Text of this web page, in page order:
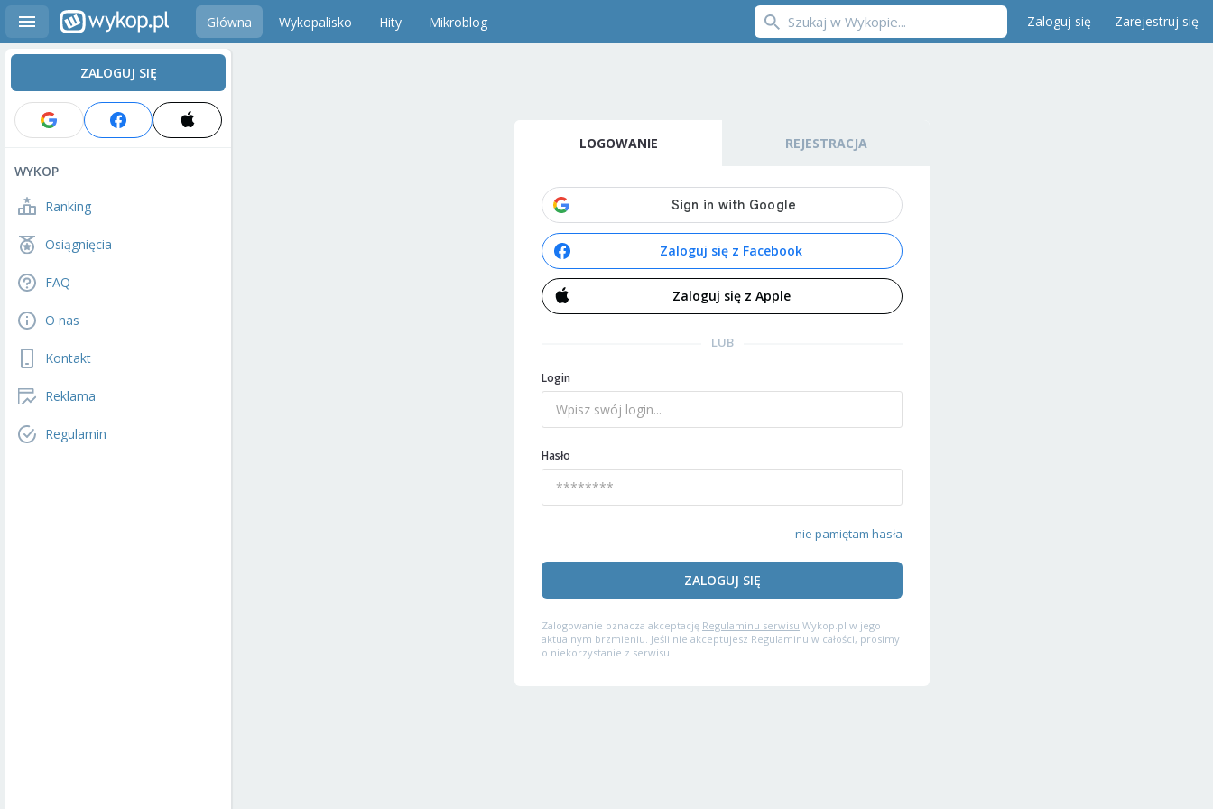
Główna Wykopalisko Hity Mikroblog Zaloguj się Zarejestruj się
ZALOGUJ SIĘ
WYKOP
Ranking
Osiągnięcia
FAQ
O nas
Kontakt
Reklama
Regulamin
LOGOWANIE REJESTRACJA
Zaloguj się z Facebook
Zaloguj się z Apple
LUB
Login
Hasło
nie pamiętam hasła
ZALOGUJ SIĘ
Zalogowanie oznacza akceptację Regulaminu serwisu Wykop.pl w jego
aktualnym brzmieniu. Jeśli nie akceptujesz Regulaminu w całości, prosimy
o niekorzystanie z serwisu.